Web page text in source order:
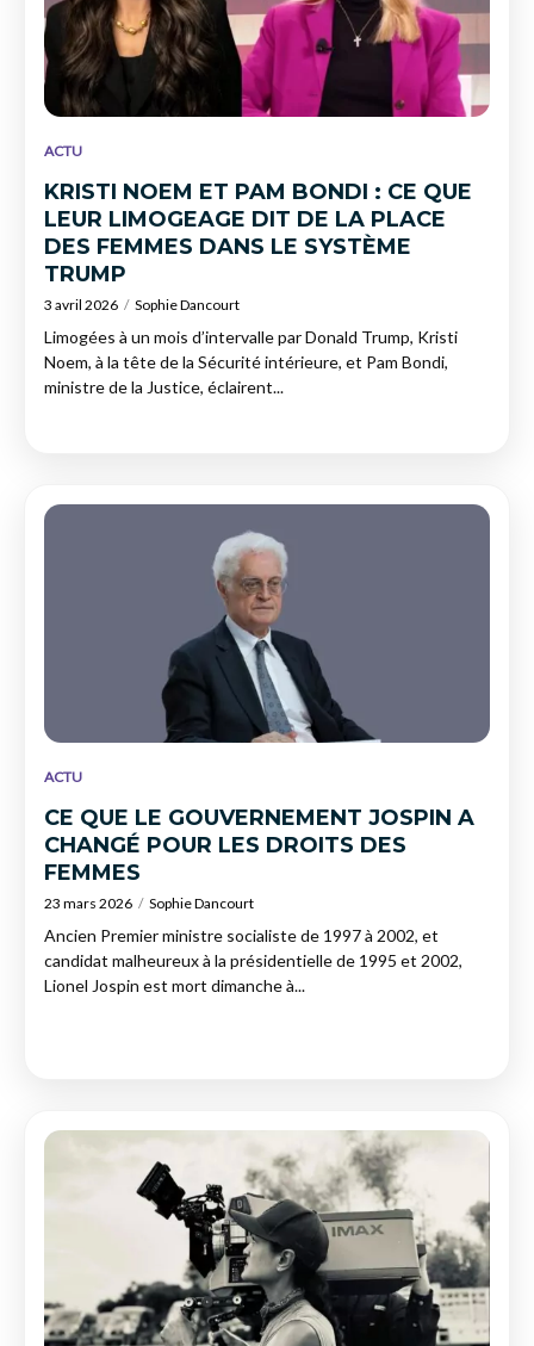
ACTU
KRISTI NOEM ET PAM BONDI : CE QUE
LEUR LIMOGEAGE DIT DE LA PLACE
DES FEMMES DANS LE SYSTÈME
TRUMP
3 avril 2026 Sophie Dancourt
Limogées à un mois d’intervalle par Donald Trump, Kristi
Noem, à la tête de la Sécurité intérieure, et Pam Bondi,
ministre de la Justice, éclairent...
ACTU
CE QUE LE GOUVERNEMENT JOSPIN A
CHANGÉ POUR LES DROITS DES
FEMMES
23 mars 2026 Sophie Dancourt
Ancien Premier ministre socialiste de 1997 à 2002, et
candidat malheureux à la présidentielle de 1995 et 2002,
Lionel Jospin est mort dimanche à...